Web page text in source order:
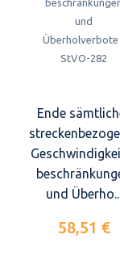
Ende
und
58,51 €